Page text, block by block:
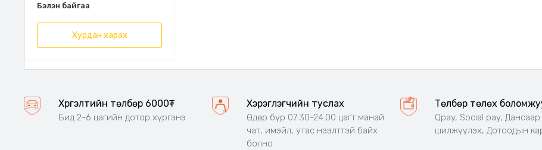
Бэлэн байгаа
Хурдан харах
Хүргэлтийн төлбөр 6000₮
Бид 2-6 цагийн дотор хүргэнэ
Хэрэглэгчийн туслах
Өдөр бүр 07:30-24:00 цагт манай
чат, имэйл, утас нээлттэй байх
болно
Төлбөр төлөх
Qpay, Social pay, Дансаар
шилжүүлэх, Дотоодын